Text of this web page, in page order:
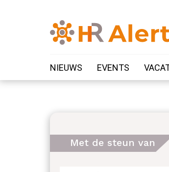
NIEUWS EVENTS
Met de steun van